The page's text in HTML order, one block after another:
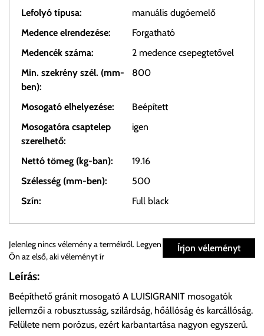
Lefolyó típusa:
manuális dugóemelő
Medence elrendezése:
Forgatható
Medencék száma:
2 medence csepegtetővel
Min. szekrény szél. (mm-
ben):
800
Mosogató elhelyezése:
Beépített
Mosogatóra csaptelep
szerelhető:
igen
Nettó tömeg (kg-ban):
19.16
Szélesség (mm-ben):
500
Szín:
Full black
Személyes átvétel:
Önnek lehetősége van rendelését a beérkezést követően
ingyenesen átvenni Budapesti Cégcsoportunk Stúdiójában
előre egyeztetett időpontban.
Cím:1133 Budapest, Váci út 100.
Írjon véleményt
Jelenleg nincs vélemény a termékről. Legyen
Ön az első, aki véleményt ír
Leírás:
Beépíthető gránit mosogató A LUISIGRANIT mosogatók
jellemzői a robusztusság, szilárdság, hőállóság és karcállóság.
Felülete nem porózus, ezért karbantartása nagyon egyszerű.